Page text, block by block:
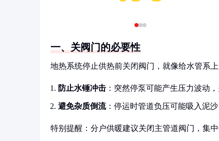
一、关阀门的必要性
地热系统停止供热前关闭阀门，就像给水管系
防止水锤冲击 ：突然停泵可能产生压力波动
避免杂质倒流：停运时管道负压可能吸入泥
特别提醒：分户供暖建议关闭主管道阀门，集